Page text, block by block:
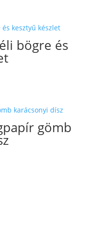
bögre és
gömb